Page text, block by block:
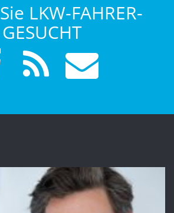
LKW-FAHRER-
GESUCHT